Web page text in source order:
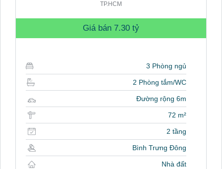
TP.HCM
Giá bán 7.30 tỷ
3 Phòng ngủ
2 Phòng tắm/WC
Đường rộng 6m
72 m²
2 tầng
Bình Trưng Đông
Nhà đất